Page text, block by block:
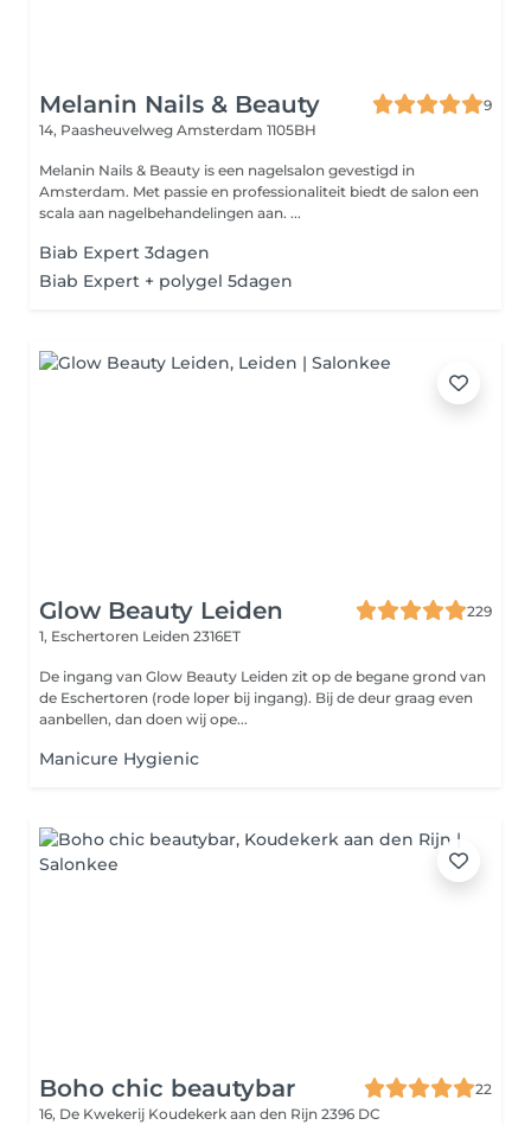
Melanin Nails & Beauty
9
14, Paasheuvelweg Amsterdam 1105BH
Melanin Nails & Beauty is een nagelsalon gevestigd in
Amsterdam. Met passie en professionaliteit biedt de salon een
scala aan nagelbehandelingen aan. ...
Biab Expert 3dagen
Biab Expert + polygel 5dagen
Glow Beauty Leiden
229
1, Eschertoren Leiden 2316ET
De ingang van Glow Beauty Leiden zit op de begane grond van
de Eschertoren (rode loper bij ingang). Bij de deur graag even
aanbellen, dan doen wij ope...
Manicure Hygienic
Boho chic beautybar
22
16, De Kwekerij Koudekerk aan den Rijn 2396 DC